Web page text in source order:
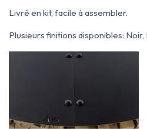
Livré en kit, facile à assembler.
Plusieurs finitions disponibles: Noir,